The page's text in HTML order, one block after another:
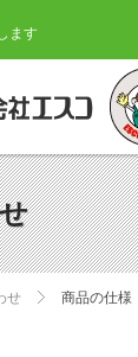
ます
せ 商品の仕様